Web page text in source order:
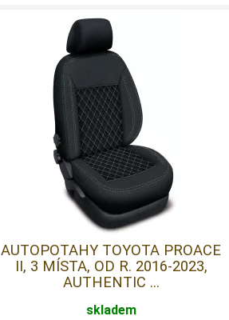
AUTOPOTAHY TOYOTA PROACE
II, 3 MÍSTA, OD R. 2016-2023,
AUTHENTIC ...
skladem